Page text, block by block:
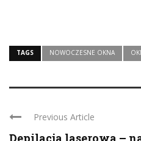
TAGS NOWOCZESNE OKNA
Previous Article